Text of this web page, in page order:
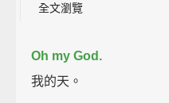
全文瀏覽
Oh my God.
我的天。